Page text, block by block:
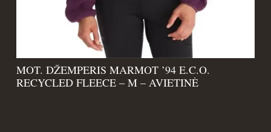
MOT. DŽEMPERIS MARMOT ’94 E.C.O.
RECYCLED FLEECE – M – AVIETINĖ